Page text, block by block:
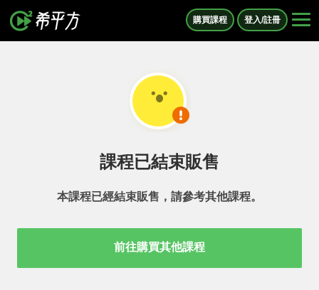
購買課程 登入/註冊
課程已結束販售
本課程已經結束販售，請參考其他課程。
前往購買其他課程